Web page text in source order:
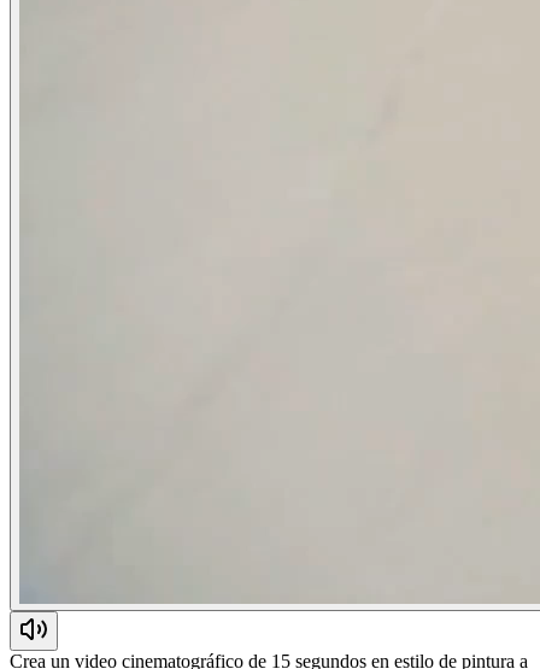
Crea un video cinematográfico de 15 segundos en estilo de pintura a